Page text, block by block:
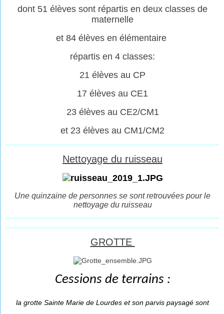
dont 51 élèves sont répartis en deux classes de
maternelle
et 84 élèves en élémentaire
répartis en 4 classes:
21 élèves au CP
17 élèves au CE1
23 élèves au CE2/CM1
et 23 élèves au CM1/CM2
Nettoyage du ruisseau
Une quinzaine de personnes se sont retrouvées pour le
nettoyage du ruisseau
GROTTE
Cessions de terrains :
la grotte Sainte Marie de Lourdes et son parvis paysagé sont